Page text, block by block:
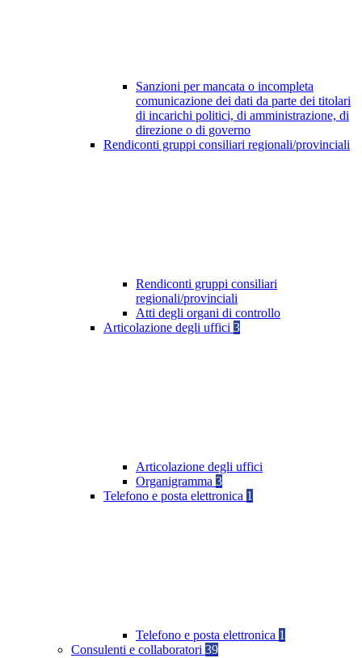
Sanzioni per mancata o incompleta
comunicazione dei dati da parte dei titolari
di incarichi politici, di amministrazione, di
direzione o di governo
Rendiconti gruppi consiliari regionali/provinciali
Rendiconti gruppi consiliari
regionali/provinciali
Atti degli organi di controllo
Articolazione degli uffici 3
Articolazione degli uffici
Organigramma 3
Telefono e posta elettronica 1
Telefono e posta elettronica 1
Consulenti e collaboratori 39